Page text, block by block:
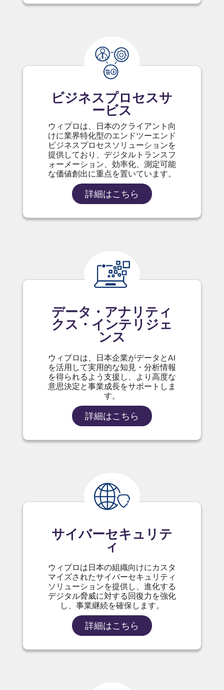
ビジネスプロセスサ
ービス
ウィプロは、日本のクライアント向
けに業界特化型のエンドツーエンド
ビジネスプロセスソリューションを
提供しており、デジタルトランスフ
ォーメーション、効率化、測定可能
な価値創出に重点を置いています。
詳細はこちら
データ・アナリティ
クス・インテリジェ
ンス
ウィプロは、日本企業がデータとAI
を活用して実用的な知見・分析情報
を得られるよう支援し、より高度な
意思決定と事業成長をサポートしま
す。
詳細はこちら
サイバーセキュリテ
ィ
ウィプロは日本の組織向けにカスタ
マイズされたサイバーセキュリティ
ソリューションを提供し、進化する
デジタル脅威に対する回復力を強化
し、事業継続を確保します。
詳細はこちら